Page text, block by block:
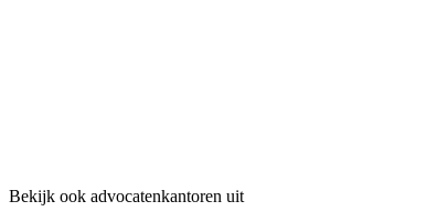
Bekijk ook advocatenkantoren uit